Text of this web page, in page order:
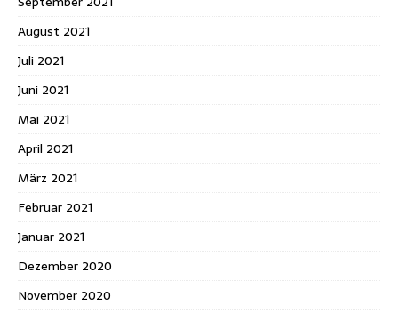
August 2021
Juli 2021
Juni 2021
Mai 2021
April 2021
März 2021
Februar 2021
Januar 2021
Dezember 2020
November 2020